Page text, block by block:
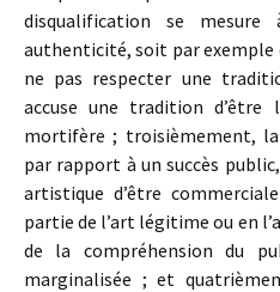
disqualification se mesure
authenticité, soit par exemple
ne pas respecter une
accuse une tradition d’être
mortifère ; troisièmement,
par rapport à un succès
artistique d’être
partie de l’art légitime ou en
de la compréhension du
marginalisée ; et